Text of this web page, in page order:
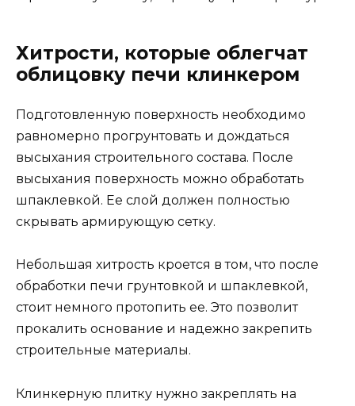
Хитрости, которые облегчат
облицовку печи клинкером
Подготовленную поверхность необходимо
равномерно прогрунтовать и дождаться
высыхания строительного состава. После
высыхания поверхность можно обработать
шпаклевкой. Ее слой должен полностью
скрывать армирующую сетку.
Небольшая хитрость кроется в том, что после
обработки печи грунтовкой и шпаклевкой,
стоит немного протопить ее. Это позволит
прокалить основание и надежно закрепить
строительные материалы.
Клинкерную плитку нужно закреплять на